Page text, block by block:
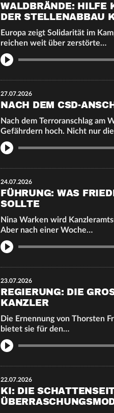
WALDBRÄNDE: HILFE
DER STELLENABBAU
Europa zeigt Solidarität im
reichen weit über zerstörte…
27.07.2026
NACH DEM CSD-
Nach dem Terroranschlag am
Gefährdern hoch. Nicht nur
24.07.2026
FÜHRUNG: WAS
SOLLTE
Nina Warken wird
Aber nach einer Woche…
23.07.2026
REGIERUNG: DIE
ANZLER
Die Ernennung von Thorsten
bietet sie für den…
22.07.2026
KI: DIE